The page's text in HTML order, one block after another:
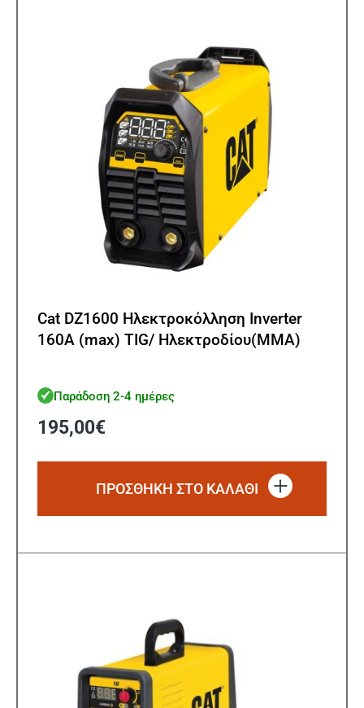
Cat DZ1600 Ηλεκτροκόλληση Ιnverter
160A (max) TIG/ Ηλεκτροδίου(MMA)
Παράδοση 2-4 ημέρες
195,00€
ΠΡΟΣΘΗΚΗ ΣΤΟ ΚΑΛΑΘΙ